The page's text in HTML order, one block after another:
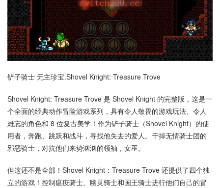
铲子骑士 无主珍宝.Shovel Knight: Treasure Trove
Shovel Knight: Treasure Trove 是 Shovel Knight 的完整版，这是一
个全面的经典动作冒险游戏系列，具有令人敬畏的游戏玩法、令人
难忘的角色和 8 位复古美学！作为铲子骑士（Shovel Knight）的使
用者，奔跑、跳跃和战斗，寻找他失去的爱人。干掉无情骑士团的
邪恶骑士，对抗他们来势汹汹的领袖，女巫。
但这还不是全部！Shovel Knight：Treasure Trove 还提供了四个独
立的游戏！控制瘟疫骑士、幽灵骑士和国王骑士进行他们自己的冒